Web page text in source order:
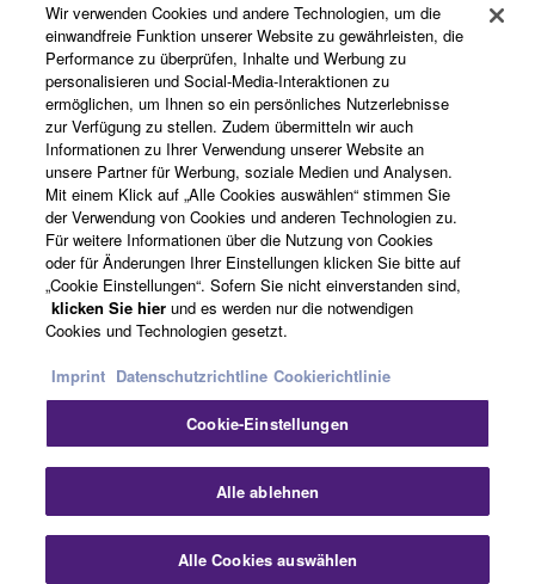
Über Yamaha
Schweiz Suisse Svizzera - German
Business
KontaktNutzungsbedingungenDatenschutzerklärung
CookierichtlinieImpressum
© Yamaha Corporation.
Wir verwenden Cookies und andere Technologien, um die
einwandfreie Funktion unserer Website zu gewährleisten, die
Performance zu überprüfen, Inhalte und Werbung zu
personalisieren und Social-Media-Interaktionen zu
ermöglichen, um Ihnen so ein persönliches Nutzerlebnisse
zur Verfügung zu stellen. Zudem übermitteln wir auch
Informationen zu Ihrer Verwendung unserer Website an
unsere Partner für Werbung, soziale Medien und Analysen.
Mit einem Klick auf „Alle Cookies auswählen“ stimmen Sie
der Verwendung von Cookies und anderen Technologien zu.
Für weitere Informationen über die Nutzung von Cookies
oder für Änderungen Ihrer Einstellungen klicken Sie bitte auf
„Cookie Einstellungen“. Sofern Sie nicht einverstanden sind,
klicken Sie hier und es werden nur die notwendigen
Cookies und Technologien gesetzt.
Imprint Datenschutzrichtline Cookierichtlinie
Cookie-Einstellungen
Alle ablehnen
Alle Cookies auswählen